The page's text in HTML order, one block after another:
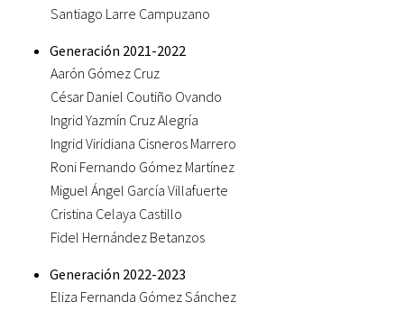
Santiago Larre Campuzano
Generación 2021-2022
Aarón Gómez Cruz
César Daniel Coutiño Ovando
Ingrid Yazmín Cruz Alegría
Ingrid Viridiana Cisneros Marrero
Roni Fernando Gómez Martínez
Miguel Ángel García Villafuerte
Cristina Celaya Castillo
Fidel Hernández Betanzos
Generación 2022-2023
Eliza Fernanda Gómez Sánchez